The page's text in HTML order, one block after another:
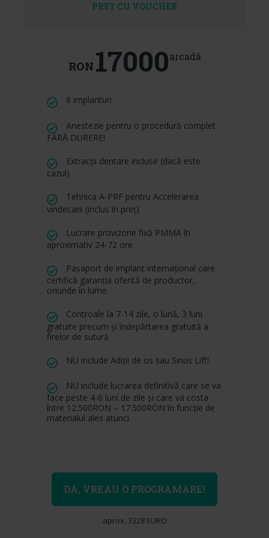
PREȚ CU VOUCHER
RON 17000arcadă
6 implanturi
Anestezie pentru o procedură complet
FĂRĂ DURERE!
Extracții dentare incluse (dacă este
cazul)
Tehnica A-PRF pentru Accelerarea
vindecarii (inclus în preț)
Lucrare provizorie fixă PMMA în
aproximativ 24-72 ore
Pașaport de implant internațional care
certifică garanția oferită de productor,
oriunde în lume.
Controale la 7-14 zile, o lună, 3 luni
gratuite precum și îndepărtarea gratuită a
firelor de sutură
NU include Adiții de os sau Sinus Lift!
NU include lucrarea definitivă care se va
face peste 4-6 luni de zile și care va costa
între 12.500RON – 17.500RON în funcție de
materialul ales atunci.
DA, VREAU O PROGRAMARE!
aprox. 3328 EURO